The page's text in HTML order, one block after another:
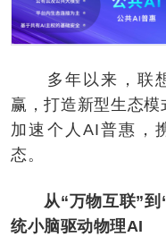
多年以来，联想
赢，打造新型生态模
加速个人AI普惠，
态。
从“万物互联”
统小脑驱动物理AI